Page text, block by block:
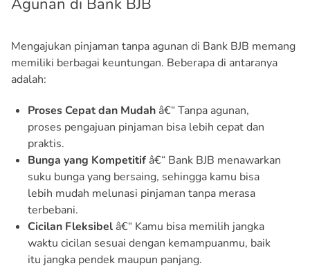
Mengajukan pinjaman tanpa agunan di Bank BJB memang
memiliki berbagai keuntungan. Beberapa di antaranya
adalah:
Proses Cepat dan Mudah â€“ Tanpa agunan,
proses pengajuan pinjaman bisa lebih cepat dan
praktis.
Bunga yang Kompetitif â€“ Bank BJB menawarkan
suku bunga yang bersaing, sehingga kamu bisa
lebih mudah melunasi pinjaman tanpa merasa
terbebani.
Cicilan Fleksibel â€“ Kamu bisa memilih jangka
waktu cicilan sesuai dengan kemampuanmu, baik
itu jangka pendek maupun panjang.